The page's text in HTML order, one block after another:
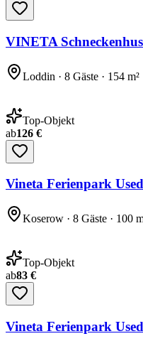
VINETA
Loddin · 8 Gäste · 154 m²
Top-Objekt
ab126 €
Vineta Ferienpark
Koserow · 8 Gäste · 100
Top-Objekt
ab83 €
Vineta Ferienpark